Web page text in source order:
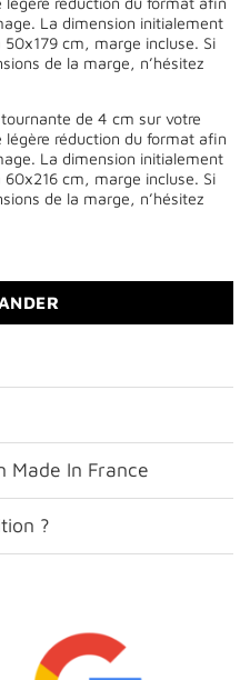
La dimension initialement
cm, marge incluse. Si
de la marge, n’hésitez
de 4 cm sur votre
réduction du format afin
La dimension initialement
cm, marge incluse. Si
de la marge, n’hésitez
Made In France
?